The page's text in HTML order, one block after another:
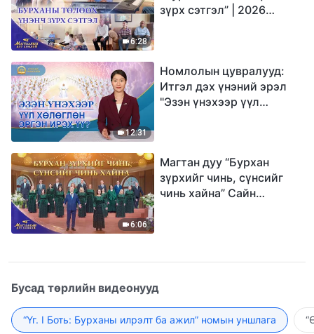
6:28
зүрх сэтгэл” | 2026
12:31
Номлолын цувралууд:
Итгэл дэх үнэний эрэл
"Эзэн үнэхээр үүл
6:06
Магтан дуу “Бурхан
зүрхийг чинь, сүнсийг
чинь хайна” Сайн
Бусад төрлийн видеонууд
“Үг. I Боть: Бурханы илрэлт ба ажил” номын уншлага